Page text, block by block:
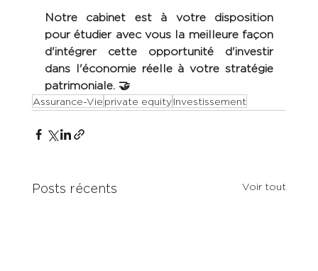
Notre cabinet est à votre disposition
pour étudier avec vous la meilleure façon
d'intégrer cette opportunité d'investir
dans l'économie réelle à votre stratégie
patrimoniale. 🤝
Assurance-Vie private equity Investissement
Posts récents Voir tout